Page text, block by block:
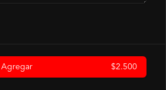
$4.500
Agregar $2.500